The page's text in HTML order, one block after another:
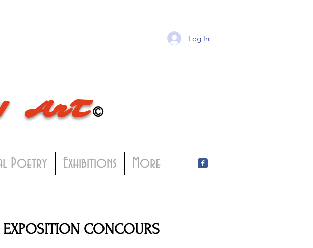
Log In
ArT©
Poetry Exhibitions More
EXPOSITION CONCOURS